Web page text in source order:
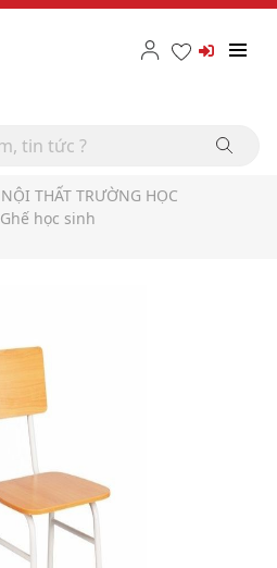
NỘI THẤT TRƯỜNG HỌC
Ghế học sinh